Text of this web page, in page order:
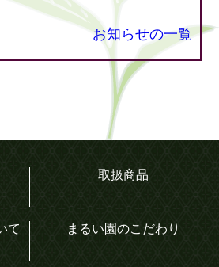
お知らせの一覧
取扱商品
て まるい園のこだわり